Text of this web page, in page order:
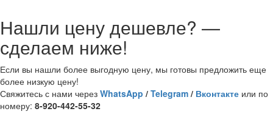
Нашли цену дешевле? —
сделаем ниже!
Если вы нашли более выгодную цену, мы готовы предложить еще
более низкую цену!
Свяжитесь с нами через WhatsApp / Telegram / Вконтакте или по
номеру: 8-920-442-55-32